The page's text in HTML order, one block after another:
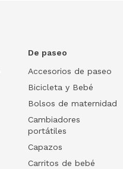
De paseo
Accesorios de paseo
Bicicleta y Bebé
Bolsos de maternidad
Cambiadores
portátiles
Capazos
Carritos de bebé